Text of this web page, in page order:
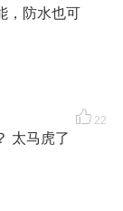
，防水也可
22
太马虎了